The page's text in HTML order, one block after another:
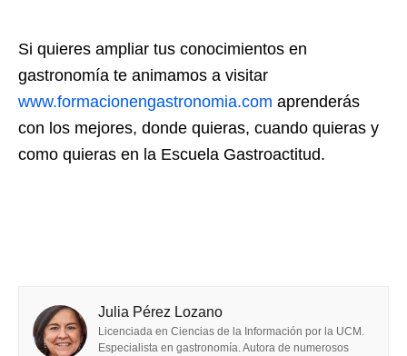
Si quieres ampliar tus conocimientos en
gastronomía te animamos a visitar
www.formacionengastronomia.com aprenderás
con los mejores, donde quieras, cuando quieras y
como quieras en la Escuela Gastroactitud.
Julia Pérez Lozano
Licenciada en Ciencias de la Información por la UCM.
Especialista en gastronomía. Autora de numerosos